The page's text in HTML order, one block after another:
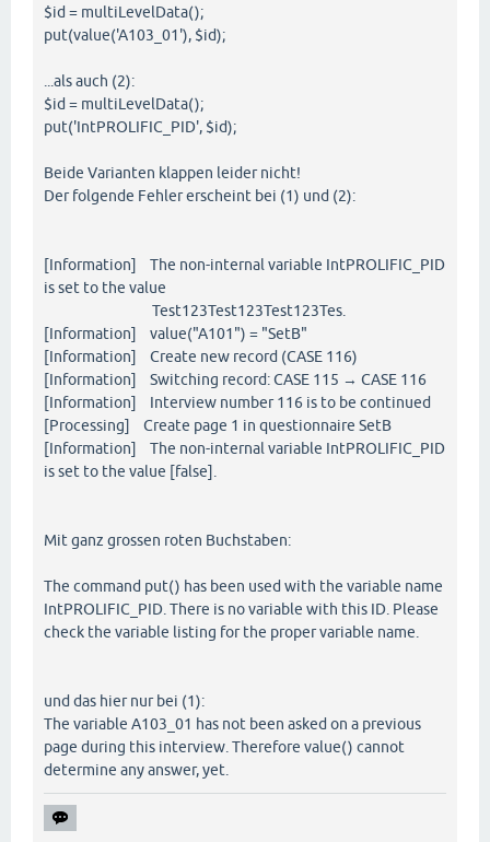
$id = multiLevelData();
put(value('A103_01'), $id);
...als auch (2):
$id = multiLevelData();
put('IntPROLIFIC_PID', $id);
Beide Varianten klappen leider nicht!
Der folgende Fehler erscheint bei (1) und (2):
[Information] The non-internal variable IntPROLIFIC_PID
is set to the value
Test123Test123Test123Tes.
[Information] value("A101") = "SetB"
[Information] Create new record (CASE 116)
[Information] Switching record: CASE 115 → CASE 116
[Information] Interview number 116 is to be continued
[Processing] Create page 1 in questionnaire SetB
[Information] The non-internal variable IntPROLIFIC_PID
is set to the value [false].
Mit ganz grossen roten Buchstaben:
The command put() has been used with the variable name
IntPROLIFIC_PID. There is no variable with this ID. Please
check the variable listing for the proper variable name.
und das hier nur bei (1):
The variable A103_01 has not been asked on a previous
page during this interview. Therefore value() cannot
determine any answer, yet.